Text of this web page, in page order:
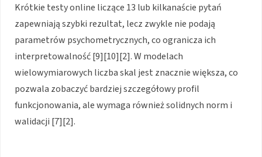
Krótkie testy online liczące 13 lub kilkanaście pytań
zapewniają szybki rezultat, lecz zwykle nie podają
parametrów psychometrycznych, co ogranicza ich
interpretowalność [9][10][2]. W modelach
wielowymiarowych liczba skal jest znacznie większa, co
pozwala zobaczyć bardziej szczegółowy profil
funkcjonowania, ale wymaga również solidnych norm i
walidacji [7][2].